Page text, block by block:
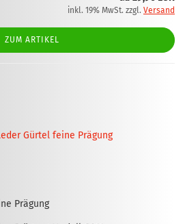
inkl. 19% MwSt. zzgl. Versand
ZUM ARTIKEL
Prä­gung